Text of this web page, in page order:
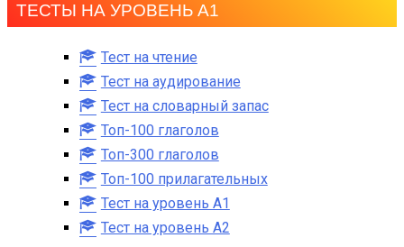
ТЕСТЫ НА УРОВЕНЬ А1
Тест на чтение
Тест на аудирование
Тест на словарный запас
Топ-100 глаголов
Топ-300 глаголов
Топ-100 прилагательных
Тест на уровень A1
Тест на уровень A2